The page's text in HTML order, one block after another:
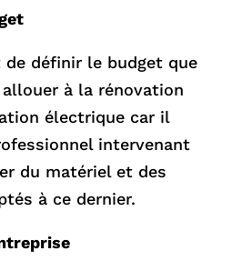
définir le budget que
à la rénovation
électrique car il
intervenant
du matériel et des
à ce dernier.